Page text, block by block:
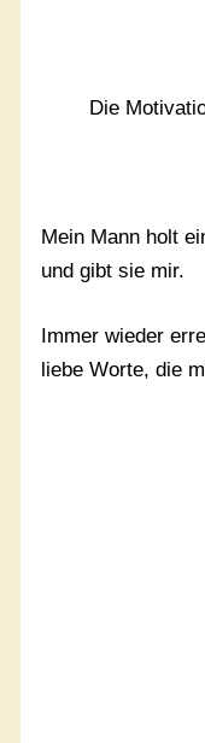
Die
Mein Mann holt
und gibt sie mir.
Immer wieder
liebe Worte, die